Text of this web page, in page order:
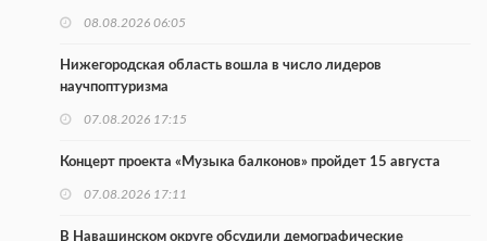
08.08.2026 06:05
Нижегородская область вошла в число лидеров
научпоптуризма
07.08.2026 17:15
Концерт проекта «Музыка балконов» пройдет 15 августа
07.08.2026 17:11
В Навашинском округе обсудили демографические